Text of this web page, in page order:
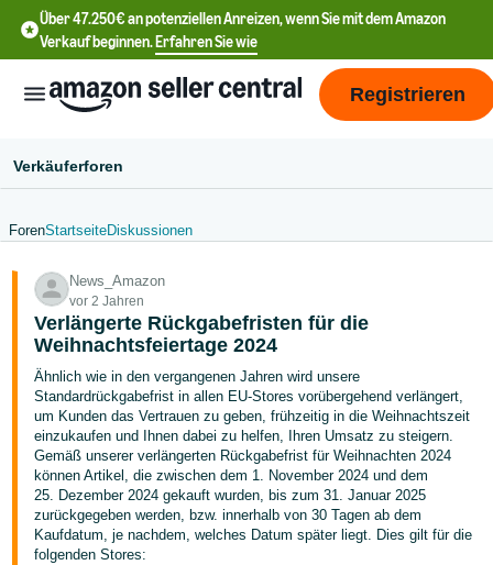
Über 47.250€ an potenziellen Anreizen, wenn Sie mit dem Amazon
Verkauf beginnen.Erfahren Sie wie
文
-
CN
English
- DE
中
文
-
TW
Registrieren
Verkäuferforen
ForenStartseiteDiskussionen
News_Amazon
vor 2 Jahren
Verlängerte Rückgabefristen für die
Weihnachtsfeiertage 2024
Ähnlich wie in den vergangenen Jahren wird unsere
Standardrückgabefrist in allen EU-Stores vorübergehend verlängert,
um Kunden das Vertrauen zu geben, frühzeitig in die Weihnachtszeit
einzukaufen und Ihnen dabei zu helfen, Ihren Umsatz zu steigern.
Gemäß unserer verlängerten Rückgabefrist für Weihnachten 2024
können Artikel, die zwischen dem 1. November 2024 und dem
25. Dezember 2024 gekauft wurden, bis zum 31. Januar 2025
zurückgegeben werden, bzw. innerhalb von 30 Tagen ab dem
Kaufdatum, je nachdem, welches Datum später liegt. Dies gilt für die
folgenden Stores: